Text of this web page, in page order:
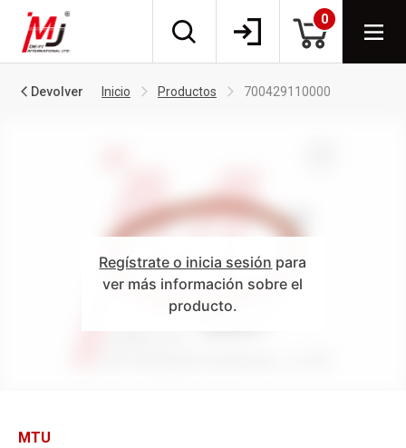
0
Devolver Inicio Productos 700429110000
Regístrate o inicia sesión para
ver más información sobre el
producto.
MTU